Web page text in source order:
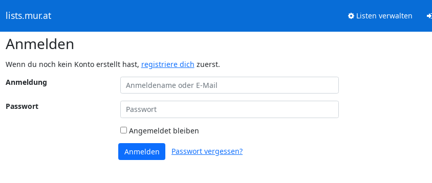
lists.mur.at Listen verwalten
Anmelden
Wenn du noch kein Konto erstellt hast, registriere dich zuerst.
Anmeldung
Passwort
Angemeldet bleiben
Anmelden Passwort vergessen?